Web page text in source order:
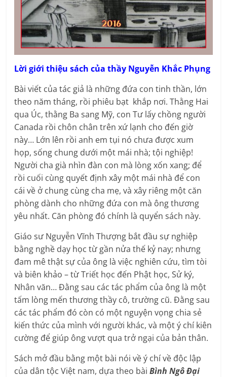
Lời giới thiệu sách của thầy Nguyễn Khắc Phụng
Bài viết của tác giả là những đứa con tinh thần, lớn
theo năm tháng, rồi phiêu bạt khắp nơi. Thằng Hai
qua Úc, thằng Ba sang Mỹ, con Tư lấy chồng người
Canada rồi chôn chân trên xứ lạnh cho đến giờ
này… Lớn lên rồi anh em tụi nó chưa được xum
họp, sống chung dưới một mái nhà; tội nghiệp!
Người cha già nhìn đàn con mà lòng xốn xang; để
rồi cuối cùng quyết định xây một mái nhà để con
cái về ở chung cùng cha mẹ, và xây riêng một căn
phòng dành cho những đứa con mà ông thương
yêu nhất. Căn phòng đó chính là quyển sách này.
Giáo sư Nguyễn Vĩnh Thượng bắt đầu sự nghiệp
bằng nghề dạy học từ gần nửa thế kỷ nay; nhưng
đam mê thật sự của ông là việc nghiên cứu, tìm tòi
và biên khảo – từ Triết học đến Phật học, Sử ký,
Nhân văn… Đằng sau các tác phẩm của ông là một
tấm lòng mến thương thầy cô, trường cũ. Đằng sau
các tác phẩm đó còn có một nguyện vọng chia sẻ
kiến thức của mình với người khác, và một ý chí kiên
cường để giúp ông vượt qua trở ngại của bản thân.
Sách mở đầu bằng một bài nói về ý chí về độc lập
của dân tộc Việt nam, dựa theo bàiBình NgôĐại